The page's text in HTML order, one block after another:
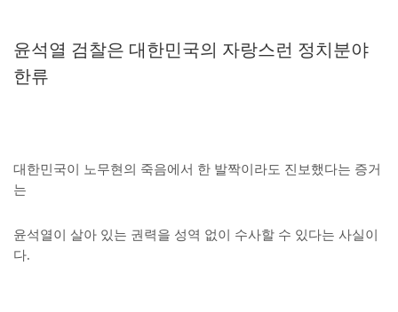
윤석열 검찰은 대한민국의 자랑스런 정치분야
한류
대한민국이 노무현의 죽음에서 한 발짝이라도 진보했다는 증거
는
윤석열이 살아 있는 권력을 성역 없이 수사할 수 있다는 사실이
다.